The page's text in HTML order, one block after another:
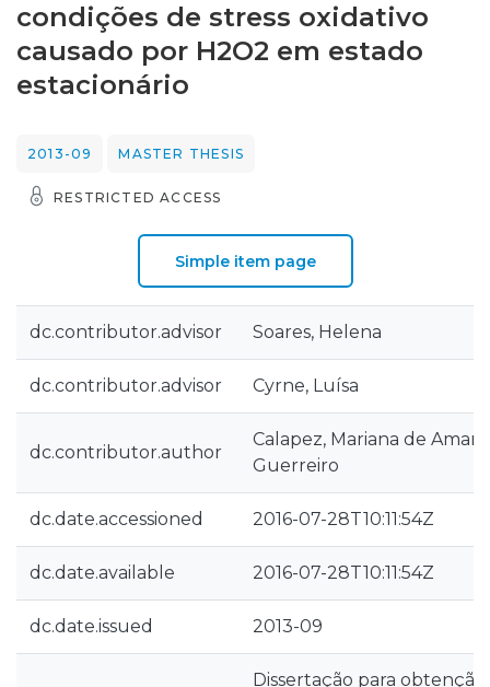
Statistics
condições de stress oxidativo
causado por H2O2 em estado
estacionário
2013-09 MASTER THESIS
RESTRICTED ACCESS
Simple item page
dc.contributor.advisor Soares, Helena
dc.contributor.advisor Cyrne, Luísa
dc.contributor.author
Calapez, Mariana de
Guerreiro
dc.date.accessioned 2016-07-28T10:11:54Z
dc.date.available 2016-07-28T10:11:54Z
dc.date.issued 2013-09
Dissertação para